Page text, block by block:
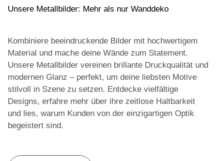
Unsere Metallbilder: Mehr als nur Wanddeko
Kombiniere beeindruckende Bilder mit hochwertigem
Material und mache deine Wände zum Statement.
Unsere Metallbilder vereinen brillante Druckqualität und
modernen Glanz – perfekt, um deine liebsten Motive
stilvoll in Szene zu setzen. Entdecke vielfältige
Designs, erfahre mehr über ihre zeitlose Haltbarkeit
und lies, warum Kunden von der einzigartigen Optik
begeistert sind.